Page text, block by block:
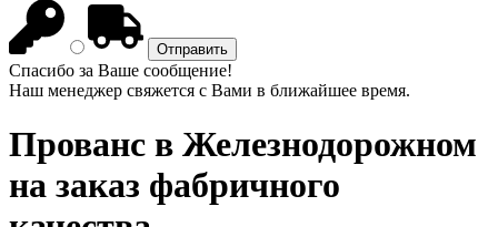
Спасибо за Ваше сообщение!
Наш менеджер свяжется с Вами в ближайшее время.
Прованс в Железнодорожном
на заказ фабричного